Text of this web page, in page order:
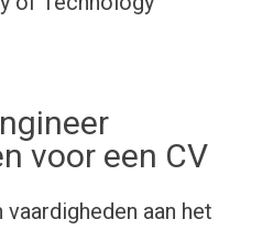
voor een CV
aan het